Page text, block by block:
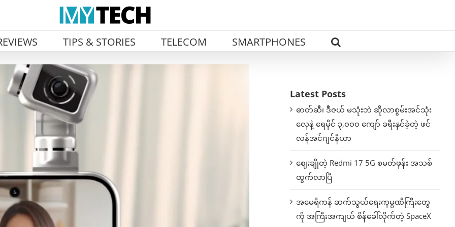
TIPS & STORIES TELECOM SMARTPHONES
Latest Posts
ဓာတ်ဆီ၊ ဒီဇယ် မသုံးဘဲ ဆိုလာစွမ်းအင်သုံး
လှေနဲ့ ရေမိုင် ၃,၀၀၀ ကျော် ခရီးနှင်ခဲ့တဲ့ ဖင်
လန်အင်ဂျင်နီယာ
ဈေးချိုတဲ့ Redmi 17 5G စမတ်ဖုန်း အသစ်
ထွက်လာပြီ
အမေရိကန် ဆက်သွယ်ရေးကုမ္ပဏီကြီးတွေ
ကို အကြီးအကျယ် စိန်ခေါ်လိုက်တဲ့ SpaceX